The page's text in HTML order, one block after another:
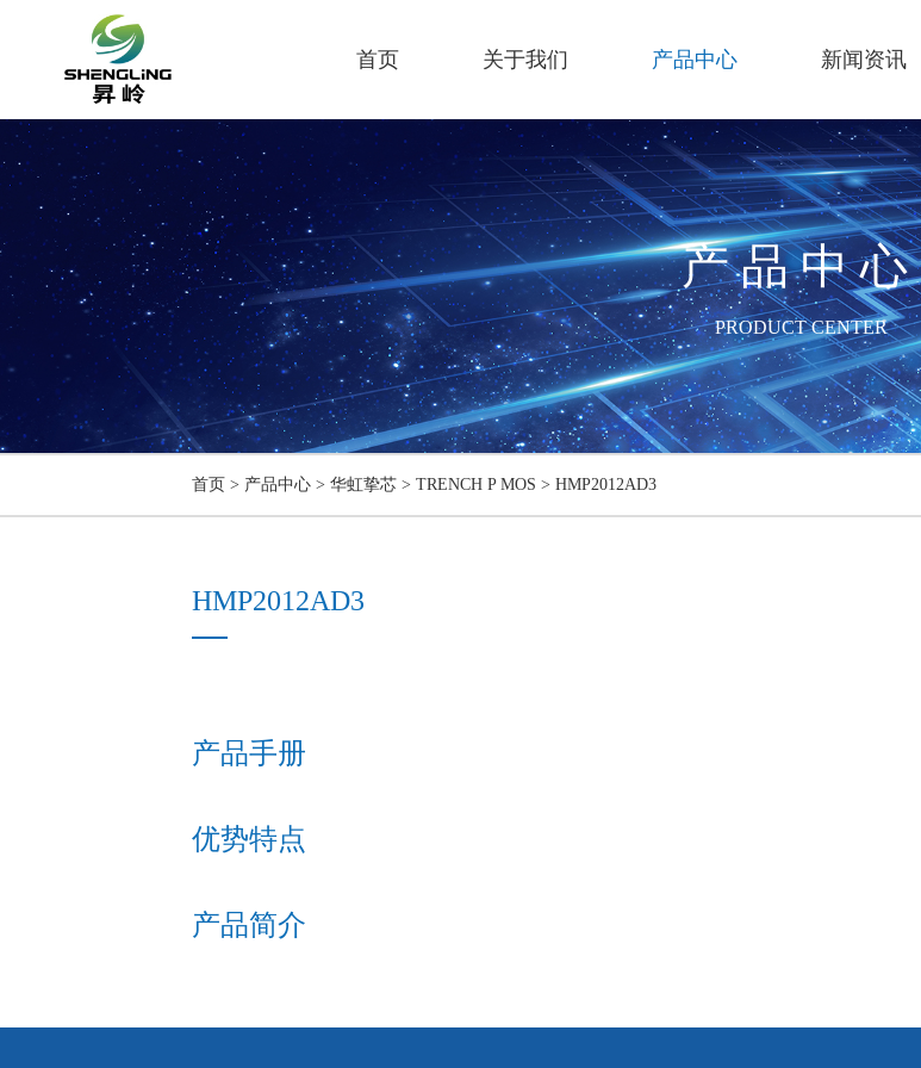
首页 关于我们 产品中心 新闻资讯
产品中心
PRODUCT CENTER
首页 > 产品中心 >华虹挚芯 >TRENCH P MOS >HMP2012AD3
HMP2012AD3
产品手册
优势特点
产品简介